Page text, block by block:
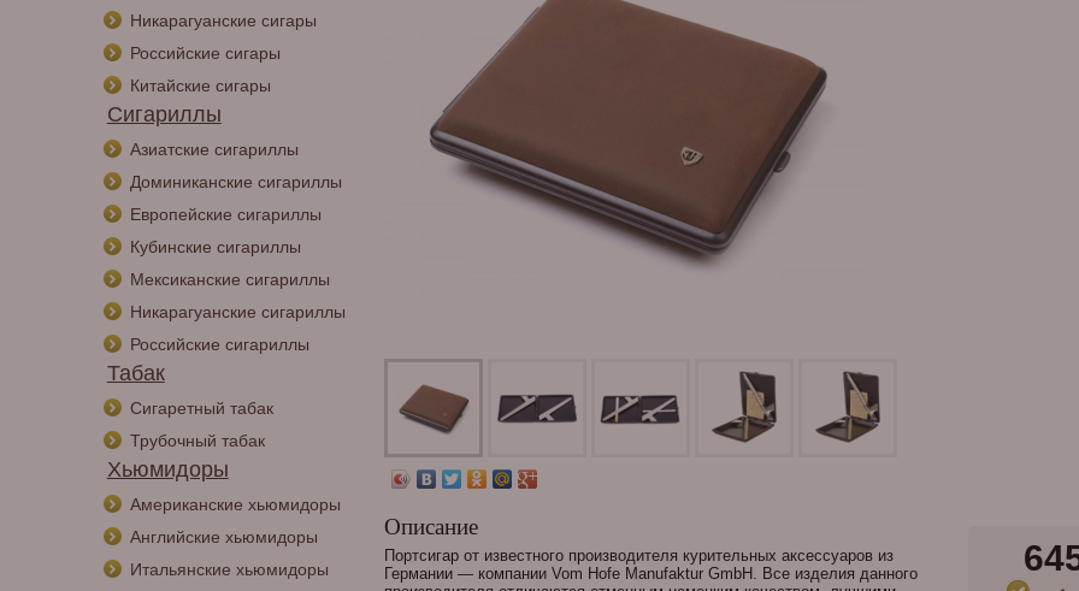
Никарагуанские сигары
Российские сигары
Китайские сигары
Сигариллы
Азиатские сигариллы
Доминиканские сигариллы
Европейские сигариллы
Кубинские сигариллы
Мексиканские сигариллы
Никарагуанские сигариллы
Российские сигариллы
Табак
Сигаретный табак
Трубочный табак
Хьюмидоры
Американские хьюмидоры
Английские хьюмидоры
Итальянские хьюмидоры
Описание
Портсигар от известного производителя курительных аксессуаров из
Германии — компании Vom Hofe Manufaktur GmbH. Все изделия данного